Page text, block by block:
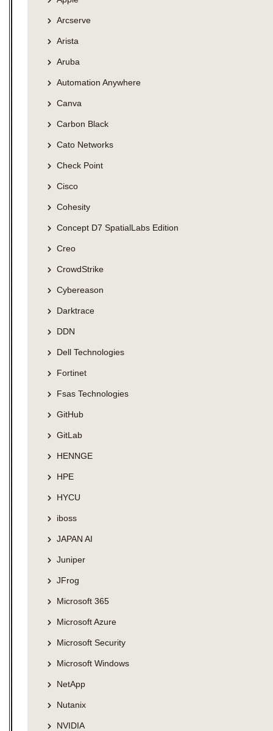
Arcserve
Arista
Aruba
Automation Anywhere
Canva
Carbon Black
Cato Networks
Check Point
Cisco
Cohesity
Concept D7 SpatialLabs Edition
Creo
CrowdStrike
Cybereason
Darktrace
DDN
Dell Technologies
Fortinet
Fsas Technologies
GitHub
GitLab
HENNGE
HPE
HYCU
iboss
JAPAN AI
Juniper
JFrog
Microsoft 365
Microsoft Azure
Microsoft Security
Microsoft Windows
NetApp
Nutanix
NVIDIA